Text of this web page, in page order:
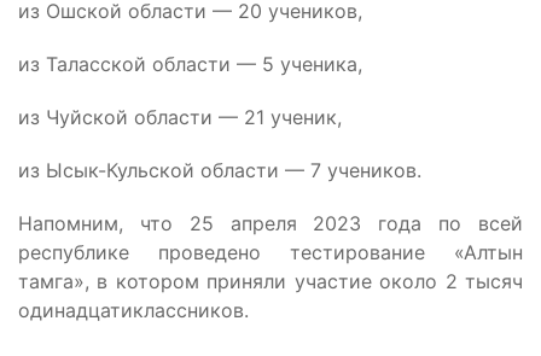
из Ошской области — 20 учеников,
из Таласской области — 5 ученика,
из Чуйской области — 21 ученик,
из Ысык-Кульской области — 7 учеников.
Напомним, что 25 апреля 2023 года по всей
республике проведено тестирование «Алтын
тамга», в котором приняли участие около 2 тысяч
одинадцатиклассников.